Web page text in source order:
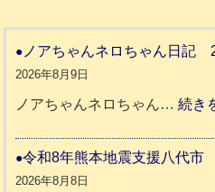
ノアちゃんネロちゃん日記
2026年8月9日
ノアちゃんネロちゃん…続き
令和8年熊本地震支援八代
2026年8月8日